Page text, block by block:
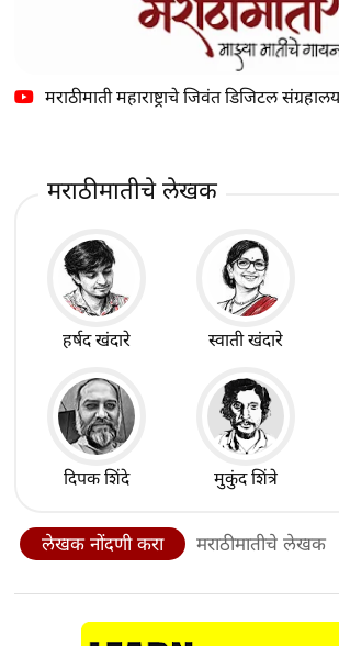
मराठीमाती महाराष्ट्राचे जिवंत डिजिटल
मराठीमातीचे लेखक
हर्षद खंदारे स्वाती खंदारे
दिपक शिंदे मुकुंद शिंत्रे
लेखक नोंदणी करा मराठीमातीचे लेखक